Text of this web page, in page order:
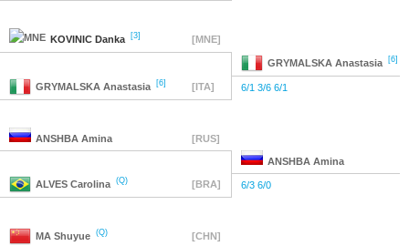
KOVINIC Danka [3] [MNE]
GRYMALSKA Anastasia [6]
GRYMALSKA Anastasia [6] [ITA] 6/1 3/6 6/1
ANSHBA Amina [RUS]
ANSHBA Amina
ALVES Carolina (Q) [BRA] 6/3 6/0
MA Shuyue (Q) [CHN]